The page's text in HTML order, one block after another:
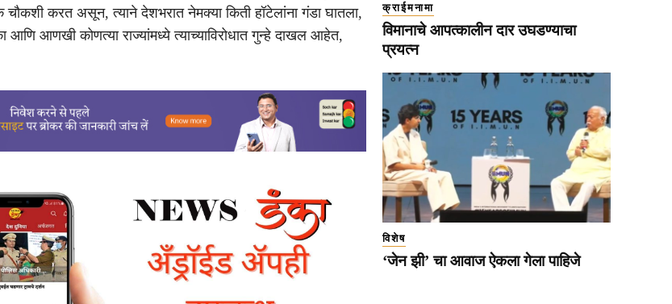
करत असून, त्याने देशभरात नेमक्या किती हॉटेलांना गंडा घातला,
आणि आणखी कोणत्या राज्यांमध्ये त्याच्याविरोधात गुन्हे दाखल आहेत,
क्राईमनामा
विमानाचे आपत्कालीन दार उघडण्याचा
प्रयत्न
विशेष
‘जेन झी’ चा आवाज ऐकला गेला पाहिजे